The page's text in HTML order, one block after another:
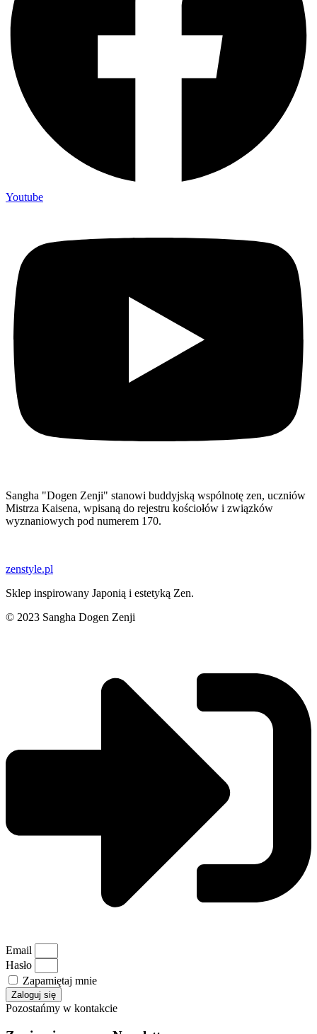
Youtube
Sangha "Dogen Zenji" stanowi buddyjską wspólnotę zen, uczniów
Mistrza Kaisena, wpisaną do rejestru kościołów i związków
wyznaniowych pod numerem 170.
zenstyle.pl
Sklep inspirowany Japonią i estetyką Zen.
© 2023 Sangha Dogen Zenji
Email
Hasło
Zapamiętaj mnie
Zaloguj się
Pozostańmy w kontakcie